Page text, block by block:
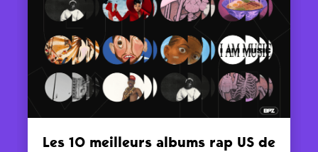
Les 10 meilleurs albums rap US de